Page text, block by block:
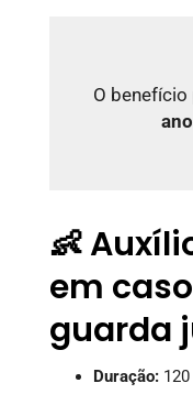
O
👶
em
guarda
Duração: